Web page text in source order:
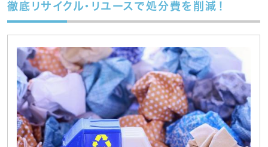
徹底リサイクル・リユースで処分費を削減！